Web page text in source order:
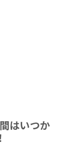
はいつか